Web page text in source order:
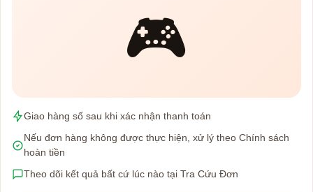
🎮
Giao hàng số sau khi xác nhận thanh toán
Nếu đơn hàng không được thực hiện, xử lý theo Chính sách
hoàn tiền
Theo dõi kết quả bất cứ lúc nào tại Tra Cứu Đơn